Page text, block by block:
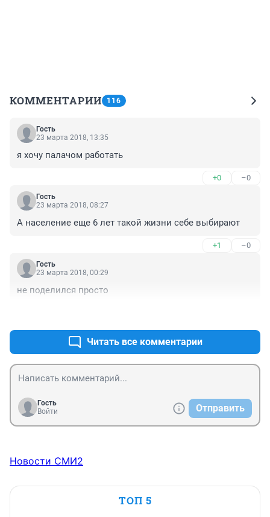
КОММЕНТАРИИ 116
Гость
23 марта 2018, 13:35
я хочу палачом работать
+0 –0
Гость
23 марта 2018, 08:27
А население еще 6 лет такой жизни себе выбирают
+1 –0
Гость
23 марта 2018, 00:29
не поделился просто
Читать все комментарии
Гость
Войти
Отправить
Новости СМИ2
ТОП 5